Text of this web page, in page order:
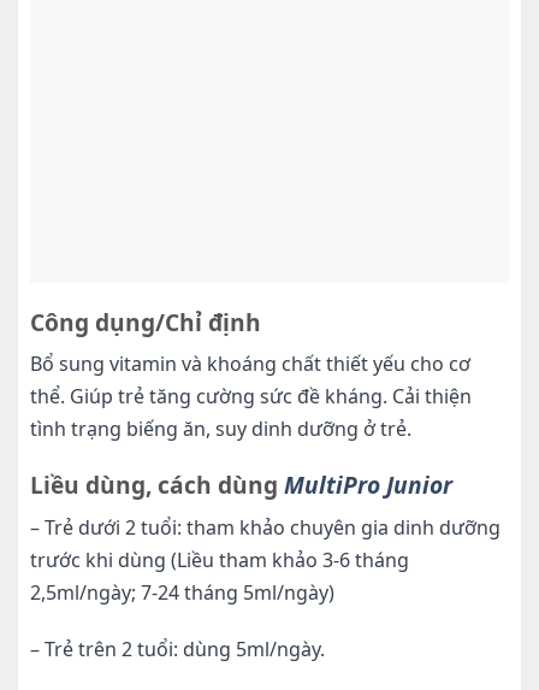
Công dụng/Chỉ định
Bổ sung vitamin và khoáng chất thiết yếu cho cơ
thể. Giúp trẻ tăng cường sức đề kháng. Cải thiện
tình trạng biếng ăn, suy dinh dưỡng ở trẻ.
Liều dùng, cách dùng MultiPro Junior
– Trẻ dưới 2 tuổi: tham khảo chuyên gia dinh dưỡng
trước khi dùng (Liều tham khảo 3-6 tháng
2,5ml/ngày; 7-24 tháng 5ml/ngày)
– Trẻ trên 2 tuổi: dùng 5ml/ngày.